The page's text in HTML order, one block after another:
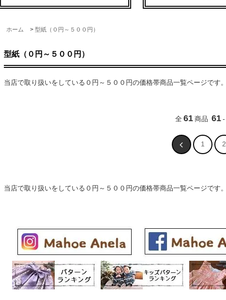
ホーム > 型紙（０円～５００円）
型紙（０円～５００円）
当店で取り扱いをしている０円～５００円の価格帯商品一覧ページです。
全61商品 61-
1 2
当店で取り扱いをしている０円～５００円の価格帯商品一覧ページです。